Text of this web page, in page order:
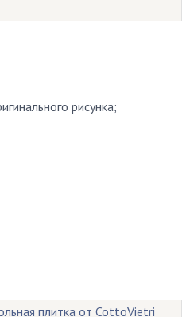
рисунка;